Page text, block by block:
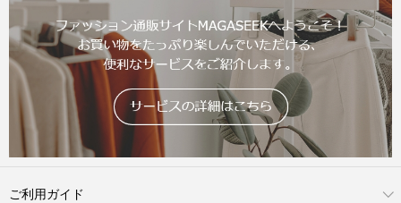
ご利用ガイド